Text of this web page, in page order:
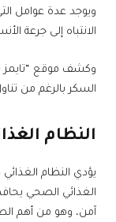
ويوجد عدة عوامل
الانتباه إلى جرعة
السكر بالرغم من
النظام
يؤدي النظام
الغذائي الصحي
آمن، وهو من أهم